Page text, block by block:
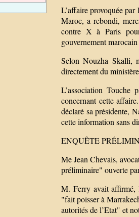
L’affaire provoquée
Maroc, a rebondi,
contre X à Paris
gouvernement
Selon Nouzha Skalli,
directement du
L’association
concernant cette
déclaré sa présidente,
cette information sans
ENQUÊTE
Me Jean Chevais,
préliminaire" ouverte
M. Ferry avait affirmé,
"fait poisser à
autorités de l’Etat" et